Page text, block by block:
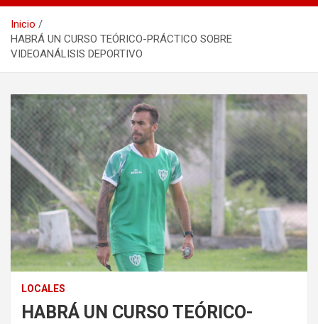
Inicio
HABRÁ UN CURSO TEÓRICO-PRÁCTICO SOBRE
VIDEOANÁLISIS DEPORTIVO
LOCALES
HABRÁ UN CURSO TEÓRICO-